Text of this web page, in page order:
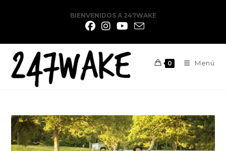
BIENVENIDOS A 247WAKE
0 Menú